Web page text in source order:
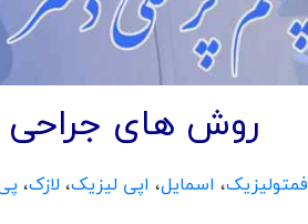
روش های جراحی
فمتولیزیک، اسمایل، اپی لیزیک، لازک،